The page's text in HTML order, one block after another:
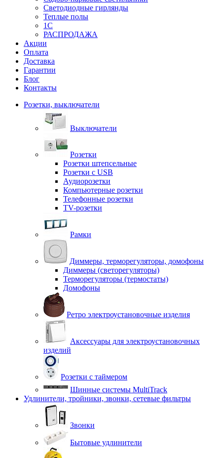
Светодиодные гирлянды
Теплые полы
1С
РАСПРОДАЖА
Акции
Оплата
Доставка
Гарантии
Блог
Контакты
Розетки, выключатели
Выключатели
Розетки
Розетки штепсельные
Розетки с USB
Аудиорозетки
Компьютерные розетки
Телефонные розетки
TV-розетки
Рамки
Диммеры, терморегуляторы, домофоны
Диммеры (светорегуляторы)
Терморегуляторы (термостаты)
Домофоны
Ретро электроустановочные изделия
Аксессуары для электроустановочных
изделий
Розетки с таймером
Шинные системы MultiTrack
Удлинители, тройники, звонки, сетевые фильтры
Звонки
Бытовые удлинители